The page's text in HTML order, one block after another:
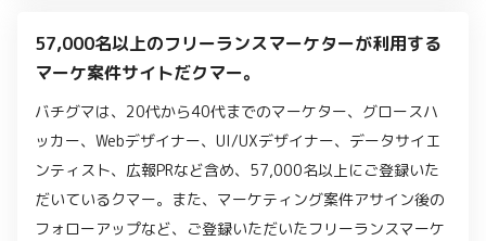
57,000名以上のフリーランスマーケターが利用する
マーケ案件サイトだクマー。
バチグマは、20代から40代までのマーケター、グロースハ
ッカー、Webデザイナー、UI/UXデザイナー、データサイエ
ンティスト、広報PRなど含め、57,000名以上にご登録いた
だいているクマー。また、マーケティング案件アサイン後の
フォローアップなど、ご登録いただいたフリーランスマーケ